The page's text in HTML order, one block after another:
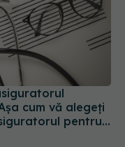
cum vă alegeți
pentru